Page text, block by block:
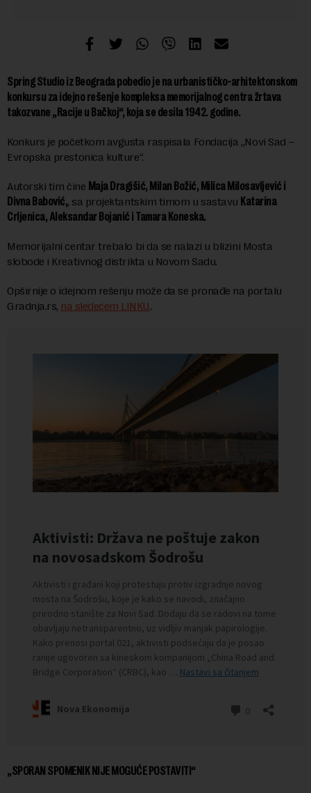
Spring Studio iz Beograda pobedio je na urbanističko-arhitektonskom
konkursu za idejno rešenje kompleksa memorijalnog centra žrtava
takozvane „Racije u Bačkoj“, koja se desila 1942. godine.
Konkurs je početkom avgusta raspisala Fondacija „Novi Sad –
Evropska prestonica kulture“.
Autorski tim čine Maja Dragišić, Milan Božić, Milica Milosavljević i
Divna Babović,, sa projektantskim timom u sastavu Katarina
Crljenica, Aleksandar Bojanić i Tamara Koneska.
Memorijalni centar trebalo bi da se nalazi u blizini Mosta
slobode i Kreativnog distrikta u Novom Sadu.
Opširnije o idejnom rešenju može da se pronađe na portalu
Gradnja.rs, na sledećem LINKU.
„SPORAN SPOMENIK NIJE MOGUĆE POSTAVITI“